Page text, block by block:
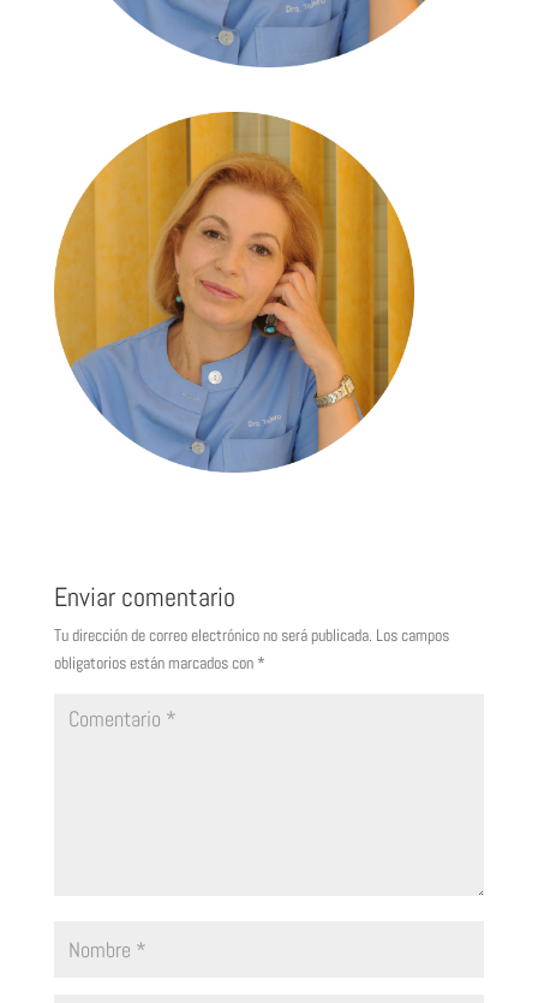
Enviar comentario
Tu dirección de correo electrónico no será publicada. Los campos
obligatorios están marcados con *